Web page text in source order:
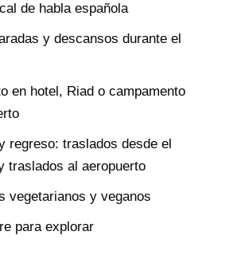
de habla española
y descansos durante el
en hotel, Riad o campamento
regreso: traslados desde el
traslados al aeropuerto
vegetarianos y veganos
para explorar